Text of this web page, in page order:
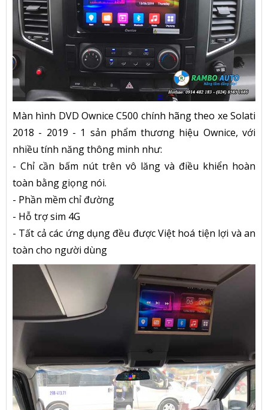
Màn hình DVD Ownice C500 chính hãng theo xe Solati
2018 - 2019 - 1 sản phẩm thương hiệu Ownice, với
nhiều tính năng thông minh như:
- Chỉ cần bấm nút trên vô lăng và điều khiển hoàn
toàn bằng giọng nói.
- Phần mềm chỉ đường
- Hỗ trợ sim 4G
- Tất cả các ứng dụng đều được Việt hoá tiện lợi và an
toàn cho người dùng